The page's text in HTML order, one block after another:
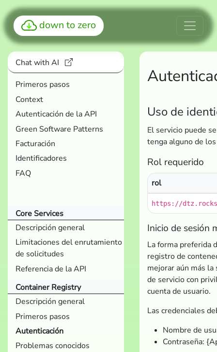
down to zero
Chat with AI
Primeros pasos
Context
Autenticación de la API
Green Software Patterns
Facturación
Identificadores
FAQ
Core Services
Descripción general
Limitaciones del enrutamiento
de solicitudes
Referencia de la API
Container Registry
Descripción general
Primeros pasos
Autenticación
Problemas conocidos
Uso de
El servicio puede
tenga alguno de
Rol requerido
rol
https://
Inicio de sesión
La forma preferida
registro de
mejorar aún más
de servicio con
cuenta de usuario.
Las credenciales
Nombre de
Contraseña: